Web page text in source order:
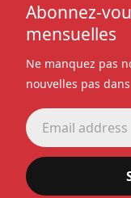
Abonnez-
mensuelles
Ne manquez pas
nouvelles pas